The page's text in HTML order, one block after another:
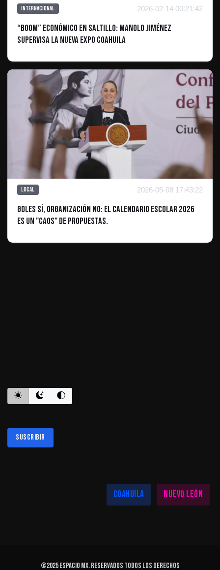
Internacional 2026-02-14 00:21:42
“Boom” económico en Saltillo: Manolo Jiménez
supervisa la nueva Expo Coahuila
Local 2026-05-08 17:43:22
Goles sí, organización no: El calendario escolar 2026
es un "caos" de propuestas.
Suscribir
Coahuila
Nuevo León
©2025ESPACIO MX. Reservados todos los derechos